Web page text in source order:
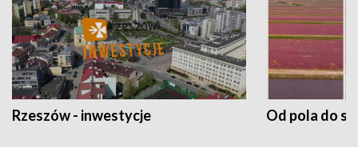
Rzeszów - inwestycje Od pola do